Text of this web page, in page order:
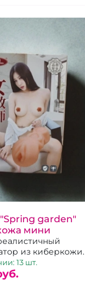
garden"
мини
из киберкожи.
13 шт.